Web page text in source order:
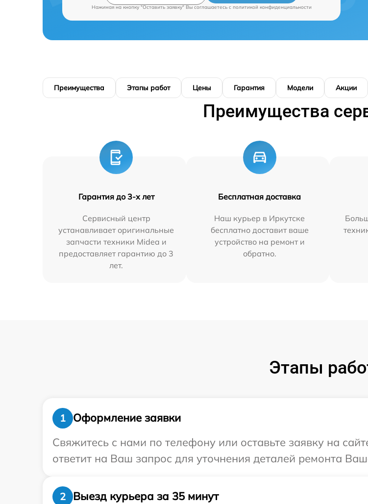
Нажимая на кнопку "Оставить заявку" Вы соглашаетесь c политикой конфиденциальности
Преимущества Этапы работ Цены Гарантия Модели Акции
Преимущества
Гарантия до 3-х лет
Сервисный центр
устанавливает оригинальные
запчасти техники Midea и
предоставляет гарантию до 3
лет.
Бесплатная доставка
Наш курьер в Иркутске
бесплатно доставит ваше
устройство на ремонт и
обратно.
Этапы
1
Оформление заявки
Свяжитесь с нами по телефону или оставьте заявку на
ответит на Ваш запрос для уточнения деталей ремонта
2
Выезд курьера за 35 минут